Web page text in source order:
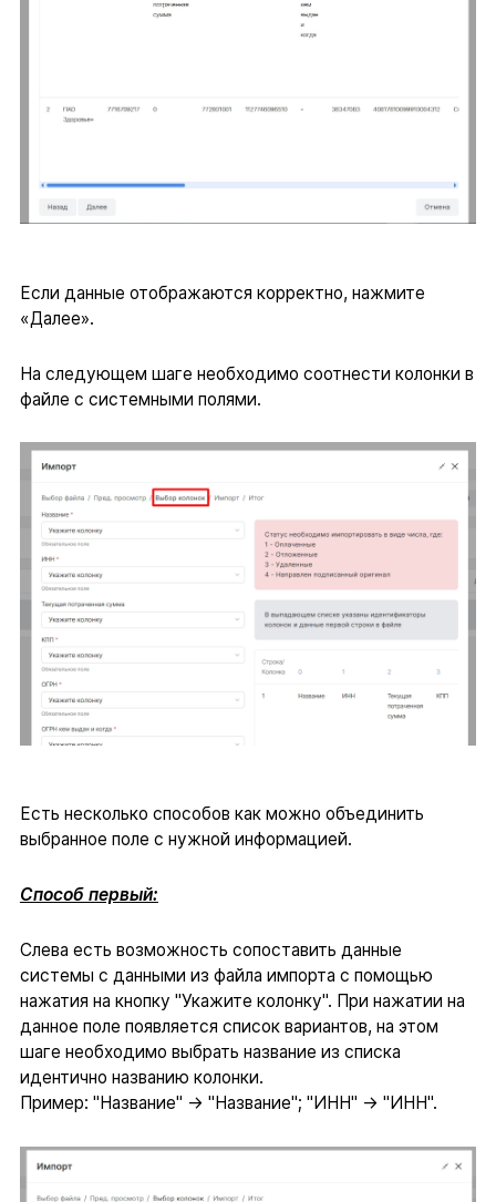
Если данные отображаются корректно, нажмите
«Далее».
На следующем шаге необходимо соотнести колонки в
файле с системными полями.
Есть несколько способов как можно объединить
выбранное поле с нужной информацией.
Способ первый:
Слева есть возможность сопоставить данные
системы с данными из файла импорта с помощью
нажатия на кнопку "Укажите колонку". При нажатии на
данное поле появляется список вариантов, на этом
шаге необходимо выбрать название из списка
идентично названию колонки.
Пример: "Название" → "Название"; "ИНН" → "ИНН".